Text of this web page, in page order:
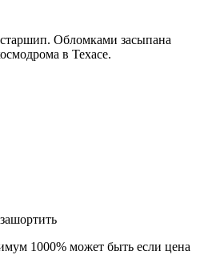
Обломками засыпана
в Техасе.
1000% может быть если цена